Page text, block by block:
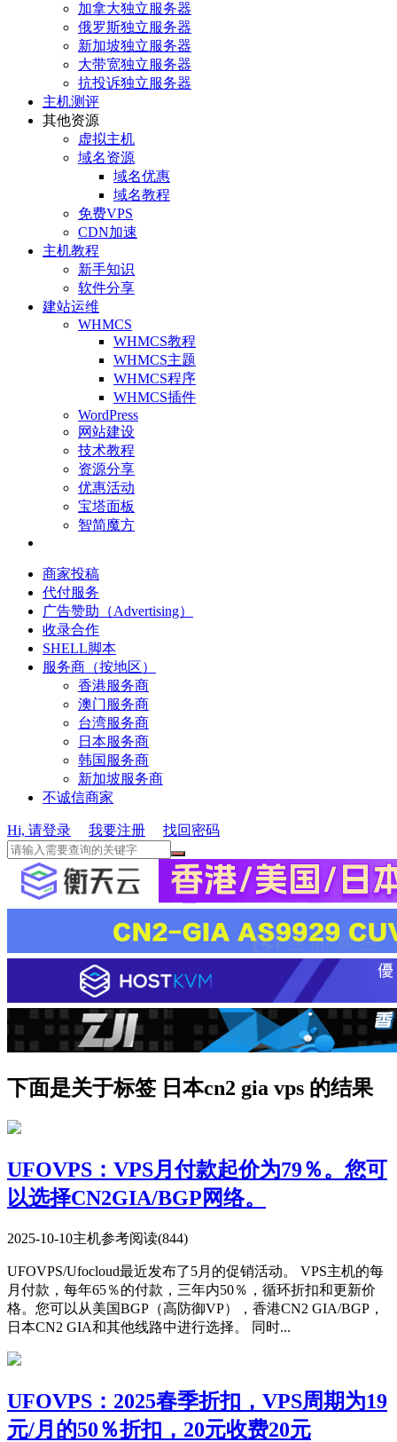
加拿大独立服务器
俄罗斯独立服务器
新加坡独立服务器
大带宽独立服务器
抗投诉独立服务器
主机测评
其他资源
虚拟主机
域名资源
域名优惠
域名教程
免费VPS
CDN加速
主机教程
新手知识
软件分享
建站运维
WHMCS
WHMCS教程
WHMCS主题
WHMCS程序
WHMCS插件
WordPress
网站建设
技术教程
资源分享
优惠活动
宝塔面板
智简魔方
商家投稿
代付服务
广告赞助（Advertising）
收录合作
SHELL脚本
服务商（按地区）
香港服务商
澳门服务商
台湾服务商
日本服务商
韩国服务商
新加坡服务商
不诚信商家
Hi, 请登录 我要注册 找回密码
下面是关于标签 日本cn2 gia vps 的结果
UFOVPS：VPS月付款起价为79％。您可
以选择CN2GIA/BGP网络。
2025-10-10主机参考阅读(844)
UFOVPS/Ufocloud最近发布了5月的促销活动。 VPS主机的每
月付款，每年65％的付款，三年内50％，循环折扣和更新价
格。您可以从美国BGP（高防御VP），香港CN2 GIA/BGP，
日本CN2 GIA和其他线路中进行选择。 同时...
UFOVPS：2025春季折扣，VPS周期为19
元/月的50％折扣，20元收费20元